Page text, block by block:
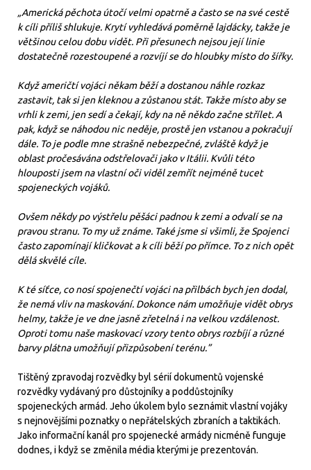
„Americká pěchota útočí velmi opatrně a často se na své cestě
k cíli příliš shlukuje. Krytí vyhledává poměrně lajdácky, takže je
většinou celou dobu vidět. Při přesunech nejsou její linie
dostatečně rozestoupené a rozvíjí se do hloubky místo do šířky.
Když američtí vojáci někam běží a dostanou náhle rozkaz
zastavit, tak si jen kleknou a zůstanou stát. Takže místo aby se
vrhli k zemi, jen sedí a čekají, kdy na ně někdo začne střílet. A
pak, když se náhodou nic neděje, prostě jen vstanou a pokračují
dále. To je podle mne strašně nebezpečné, zvláště když je
oblast pročesávána odstřelovači jako v Itálii. Kvůli této
hlouposti jsem na vlastní oči viděl zemřít nejméně tucet
spojeneckých vojáků.
Ovšem někdy po výstřelu pěšáci padnou k zemi a odvalí se na
pravou stranu. To my už známe. Také jsme si všimli, že Spojenci
často zapomínají kličkovat a k cíli běží po přímce. To z nich opět
dělá skvělé cíle.
K té síťce, co nosí spojenečtí vojáci na přilbách bych jen dodal,
že nemá vliv na maskování. Dokonce nám umožňuje vidět obrys
helmy, takže je ve dne jasně zřetelná i na velkou vzdálenost.
Oproti tomu naše maskovací vzory tento obrys rozbíjí a různé
barvy plátna umožňují přizpůsobení terénu.”
Tištěný zpravodaj rozvědky byl sérií dokumentů vojenské
rozvědky vydávaný pro důstojníky a poddůstojníky
spojeneckých armád. Jeho úkolem bylo seznámit vlastní vojáky
s nejnovějšími poznatky o nepřátelských zbraních a taktikách.
Jako informační kanál pro spojenecké armády nicméně funguje
dodnes, i když se změnila média kterými je prezentován.